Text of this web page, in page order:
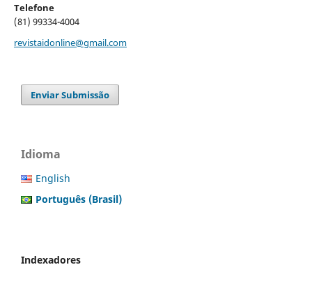
Telefone
(81) 99334-4004
revistaidonline@gmail.com
Enviar Submissão
Idioma
English
Português (Brasil)
Indexadores